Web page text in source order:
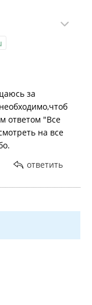
за
ответом "Все
на все
ответить